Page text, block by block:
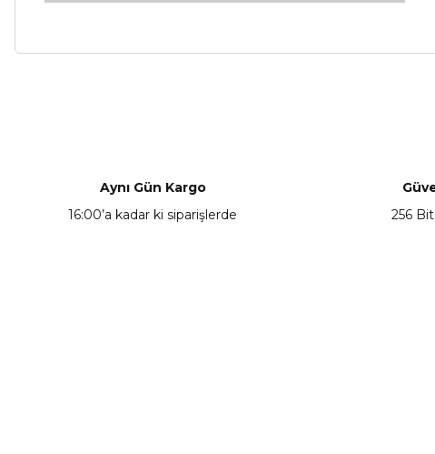
Ürün açıklamasında eksik bilgiler bulunuyor.
Ürün bilgilerinde hatalar bulunuyor.
Aynı Gün Kargo
16:00’a kadar ki siparişlerde
256